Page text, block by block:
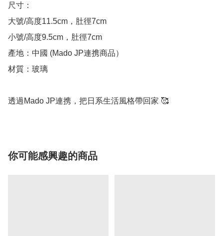
尺寸：
大號/高度11.5cm，肚徑7cm
小號/高度9.5cm，肚徑7cm
產地：中國 (Mado JP連携商品）
材質：玻璃
透過Mado JP連携，把日系生活風格帶回家 🥰
你可能感興趣的商品